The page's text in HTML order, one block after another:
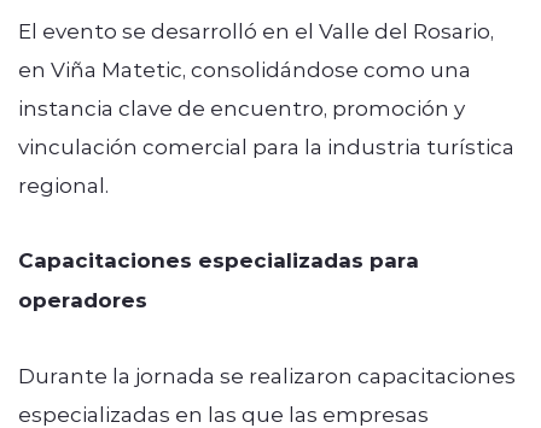
El evento se desarrolló en el Valle del Rosario,
en Viña Matetic, consolidándose como una
instancia clave de encuentro, promoción y
vinculación comercial para la industria turística
regional.
Capacitaciones especializadas para
operadores
Durante la jornada se realizaron capacitaciones
especializadas en las que las empresas